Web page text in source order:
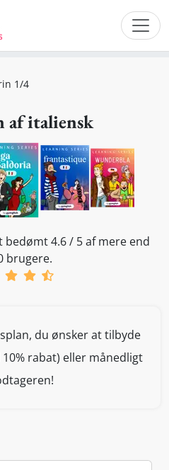
1/4
af italiensk
4.6 / 5 af mere end
brugere.
du ønsker at tilbyde
rabat) eller månedligt